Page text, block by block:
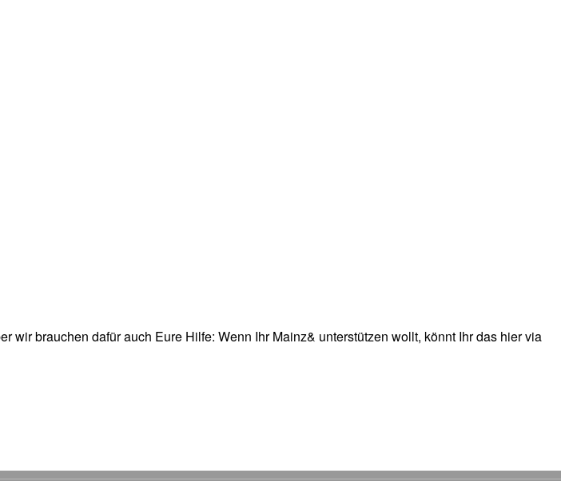
wir brauchen dafür auch Eure Hilfe: Wenn Ihr Mainz& unterstützen wollt, könnt Ihr das hier via